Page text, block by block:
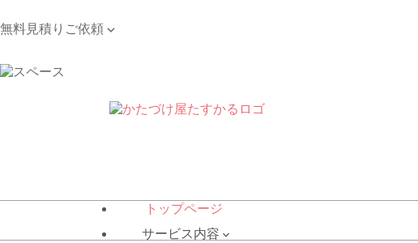
無料見積りご依頼 
トップページ
サービス内容 